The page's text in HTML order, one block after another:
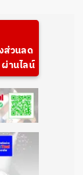
ส่วนลด
านไลน์